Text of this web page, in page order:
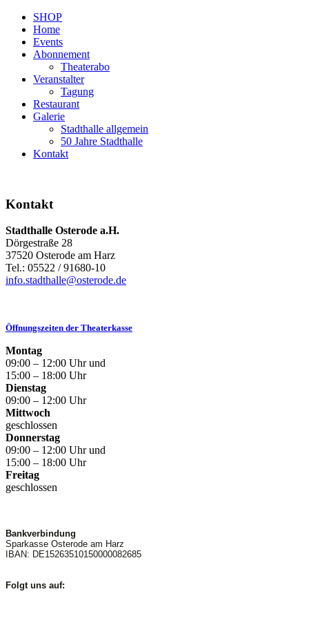
SHOP
Home
Events
Abonnement
Theaterabo
Veranstalter
Tagung
Restaurant
Galerie
Stadthalle allgemein
50 Jahre Stadthalle
Kontakt
Kontakt
Stadthalle Osterode a.H.
Dörgestraße 28
37520 Osterode am Harz
Tel.: 05522 / 91680-10
info.stadthalle@osterode.de
Öffnungszeiten der Theaterkasse
Montag
09:00 – 12:00 Uhr und
15:00 – 18:00 Uhr
Dienstag
09:00 – 12:00 Uhr
Mittwoch
geschlossen
Donnerstag
09:00 – 12:00 Uhr und
15:00 – 18:00 Uhr
Freitag
geschlossen
Bankverbindung
Sparkasse Osterode am Harz
IBAN: DE15263510150000082685
Folgt uns auf: